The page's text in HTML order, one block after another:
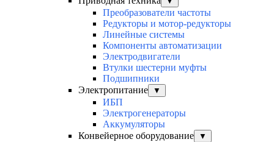
Преобразователи частоты
Редукторы и мотор-редукторы
Линейные системы
Компоненты автоматизации
Электродвигатели
Втулки шестерни муфты
Подшипники
Электропитание
▼
ИБП
Электрогенераторы
Аккумуляторы
Конвейерное оборудование
▼